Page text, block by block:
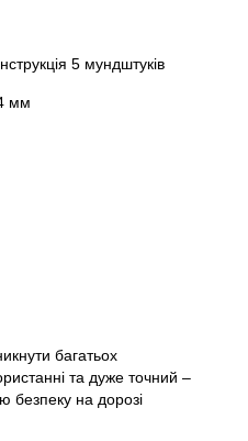
5 мундштуків
мм
багатьох
та дуже точний –
безпеку на дорозі